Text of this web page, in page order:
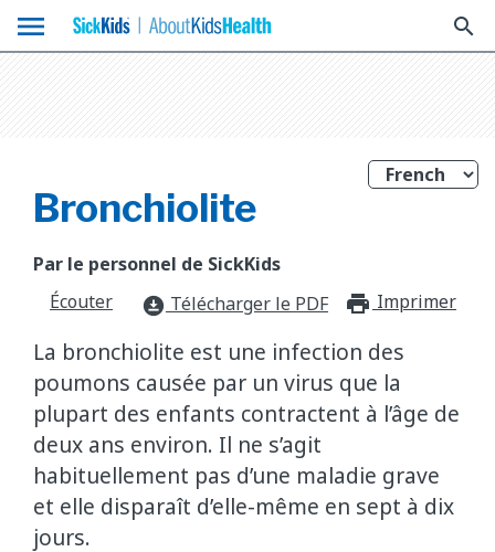
menu search
Bronchiolite
Par le personnel de SickKids
Écouter
download_for_offline Télécharger le PDF Imprimer
La bronchiolite est une infection des
poumons causée par un virus que la
plupart des enfants contractent à l’âge de
deux ans environ. Il ne s’agit
habituellement pas d’une maladie grave
et elle disparaît d’elle-même en sept à dix
jours.